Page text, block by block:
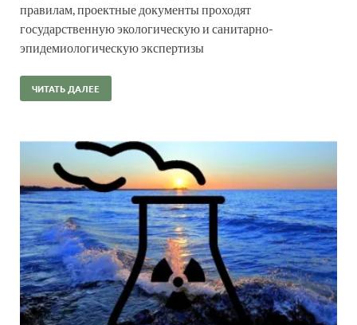
правилам, проектные документы проходят
государственную экологическую и санитарно-
эпидемиологическую экспертизы
ЧИТАТЬ ДАЛЕЕ